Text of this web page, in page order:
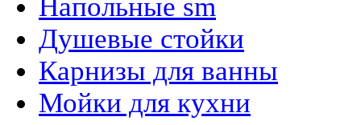
Напольные sm
Душевые стойки
Карнизы для ванны
Мойки для кухни